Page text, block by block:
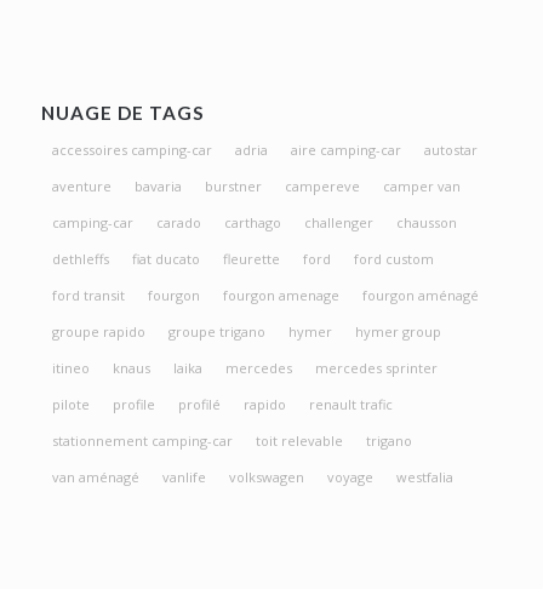
NUAGE DE TAGS
accessoires camping-car adria aire camping-car
autostar
aventure
bavaria burstner campereve
camper van
camping-car
carado carthago challenger
chausson
dethleffs
fiat ducato fleurette ford
ford custom
ford transit
fourgon fourgon amenage
fourgon aménagé
groupe rapido
groupe trigano hymer
hymer group
itineo
knaus laika mercedes
mercedes sprinter
pilote
profile profilé rapido
renault trafic
stationnement camping-car
toit relevable
trigano
van aménagé
vanlife volkswagen voyage westfalia